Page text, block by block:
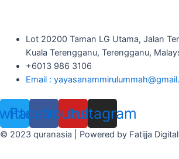
Lot 20200 Taman LG Utama, Jalan
Kuala Terengganu, Terengganu,
+6013 986 3106
Email :
Facebook
Youtube
Instagram
© 2023 quranasia | Powered by Fatijja Digital